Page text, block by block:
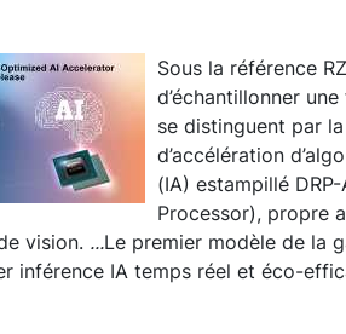
Sous la référence
d’échantillonner
se distinguent par
d’accélération
(IA) estampillé
Processor), propre
vision. ...Le premier modèle de la
inférence IA temps réel et éco-